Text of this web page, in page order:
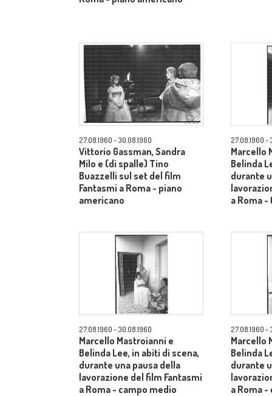
27.08.1960 - 30.08.1960
Vittorio Gassman, Sandra
Milo e (di spalle) Tino
Buazzelli sul set del film
Fantasmi a Roma - piano
americano
27.08.1960 -
Marcello
Belinda
durante
a Roma
27.08.1960 - 30.08.1960
Marcello Mastroianni e
Belinda Lee, in abiti di scena,
durante una pausa della
lavorazione del film Fantasmi
a Roma - campo medio
27.08.1960 -
Marcello
Belinda
durante
a Roma